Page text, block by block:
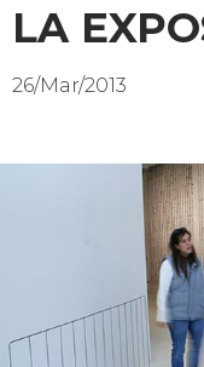
LA
26/Mar/2013